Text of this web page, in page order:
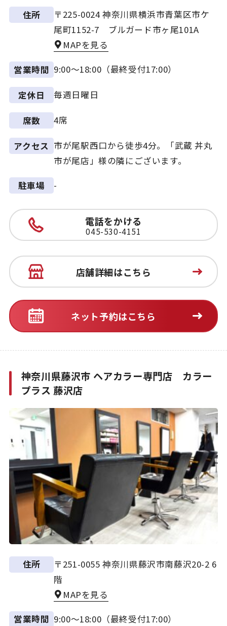
住所
〒225-0024 神奈川県横浜市青葉区市ケ
尾町1152-7 ブルガード市ヶ尾101A
MAPを見る
営業時間 9:00～18:00（最終受付17:00）
定休日 毎週日曜日
席数 4席
アクセス 市が尾駅西口から徒歩4分。「武蔵 丼丸
市が尾店」様の隣にございます。
駐車場 -
電話をかける
045-530-4151
店舗詳細はこちら
ネット予約はこちら
神奈川県藤沢市 ヘアカラー専門店 カラー
プラス 藤沢店
住所
〒251-0055 神奈川県藤沢市南藤沢20-2 6
階
MAPを見る
営業時間 9:00～18:00（最終受付17:00）